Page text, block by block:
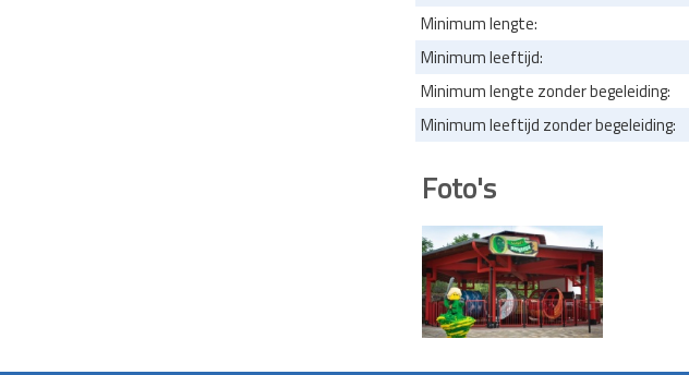
Minimum lengte:
Minimum leeftijd:
Minimum lengte zonder begeleiding:
Minimum leeftijd zonder begeleiding:
Foto's